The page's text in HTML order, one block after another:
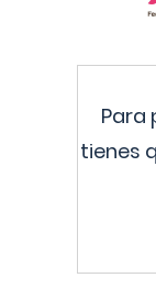
Para
tienes